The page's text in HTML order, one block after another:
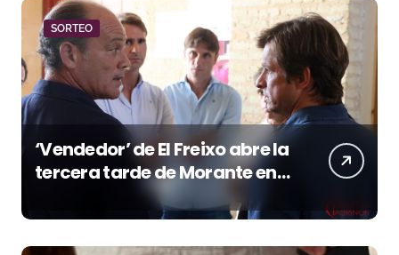
SORTEO
‘Vendedor’ de El Freixo abre la
tercera tarde de Morante en
la temporada portuense